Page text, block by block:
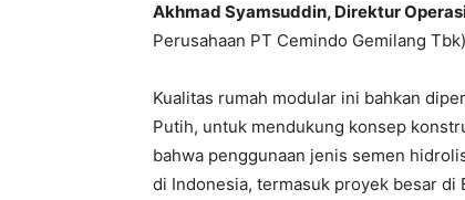
Akhmad Syamsuddin, Direktur
Perusahaan PT Cemindo Gemilang
Kualitas rumah modular ini bahkan
Putih, untuk mendukung konsep
bahwa penggunaan jenis semen
di Indonesia, termasuk proyek besar di